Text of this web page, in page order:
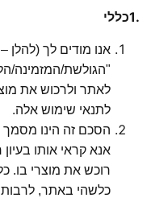
מודים לך (להלן –
המזמינה/
ולרכוש את מוצרי
שימוש אלה.
זה הינו מסמך משפטי
קראי אותו בעיון רב
את מוצרי בו. כל אדם
באתר, לרבות אדם